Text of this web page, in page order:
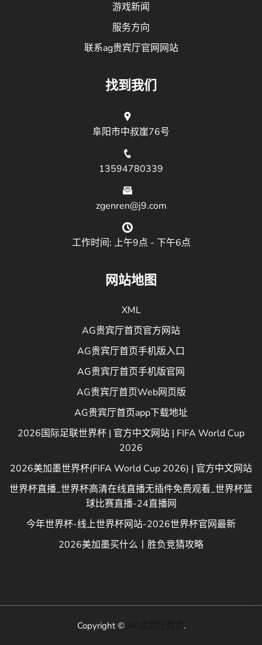
游戏新闻
服务方向
联系ag贵宾厅官网网站
找到我们
阜阳市中叔崖76号
13594780339
zgenren@j9.com
工作时间: 上午9点 - 下午6点
网站地图
XML
AG贵宾厅首页官方网站
AG贵宾厅首页手机版入口
AG贵宾厅首页手机版官网
AG贵宾厅首页Web网页版
AG贵宾厅首页app下载地址
2026国际足联世界杯 | 官方中文网站 | FIFA World Cup
2026
2026美加墨世界杯(FIFA World Cup 2026) | 官方中文网站
世界杯直播_世界杯高清在线直播无插件免费观看_世界杯篮
球比赛直播-24直播网
今年世界杯-线上世界杯网站-2026世界杯官网最新
2026美加墨买什么丨胜负竞猜攻略
Copyright © .